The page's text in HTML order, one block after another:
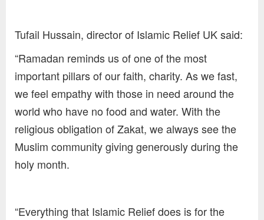
Tufail Hussain, director of Islamic Relief UK said:
“Ramadan reminds us of one of the most
important pillars of our faith, charity. As we fast,
we feel empathy with those in need around the
world who have no food and water. With the
religious obligation of Zakat, we always see the
Muslim community giving generously during the
holy month.
“Everything that Islamic Relief does is for the